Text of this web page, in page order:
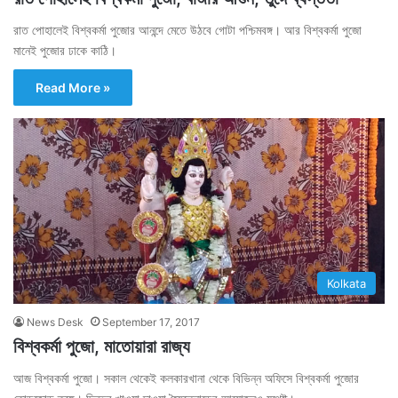
রাত পোহালেই বিশ্বকর্মা পুজোর আনন্দে মেতে উঠবে গোটা পশ্চিমবঙ্গ। আর বিশ্বকর্মা পুজো
মানেই পুজোর ঢাকে কাঠি।
Read More »
Kolkata
News Desk September 17, 2017
বিশ্বকর্মা পুজো, মাতোয়ারা রাজ্য
আজ বিশ্বকর্মা পুজো। সকাল থেকেই কলকারখানা থেকে বিভিন্ন অফিসে বিশ্বকর্মা পুজোর